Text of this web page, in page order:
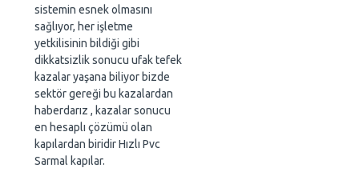
sistemin esnek olmasını
sağlıyor, her işletme
yetkilisinin bildiği gibi
dikkatsizlik sonucu ufak tefek
kazalar yaşana biliyor bizde
sektör gereği bu kazalardan
haberdarız , kazalar sonucu
en hesaplı çözümü olan
kapılardan biridir Hızlı Pvc
Sarmal kapılar.